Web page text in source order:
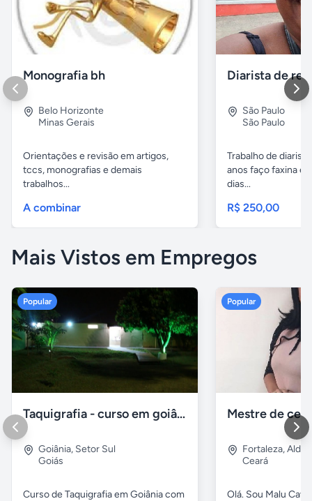
Monografia bh
Belo Horizonte
Minas Gerais
Orientações e revisão em artigos,
tccs, monografias e demais
trabalhos...
A combinar
São Paulo
São Paulo
Trabalho de
anos faço faxina
dias...
R$ 250,00
Mais Vistos em Empregos
Popular
Taquigrafia - curso em goiânia - goiás
Goiânia, Setor Sul
Goiás
Curso de Taquigrafia em Goiânia com
Popular
Fortaleza,
Ceará
Olá. Sou Malu